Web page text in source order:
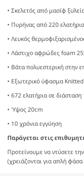
• Σκελετός από μασίφ
• Πυρήνας από 220
• Λευκός
• Λάστιχο αφρώδες foam
• Βάτα πολυεστερική στην
• Εξωτερικό ύφασμα Knitted
• 672 ελατήρια σε
• Ύψος 20cm
• 10 χρόνια εγγύηση
Παράγεται στις
Προτείνουμε να ντύσετε
(χρειάζονται για απλή